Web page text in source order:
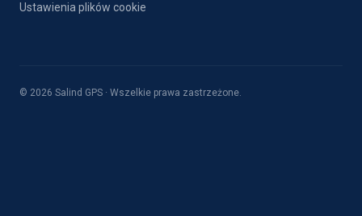
Ustawienia plików cookie
© 2026 Salind GPS · Wszelkie prawa zastrzeżone.